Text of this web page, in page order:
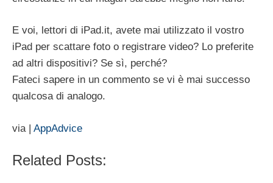
E voi, lettori di iPad.it, avete mai utilizzato il vostro
iPad per scattare foto o registrare video? Lo preferite
ad altri dispositivi? Se sì, perché?
Fateci sapere in un commento se vi è mai successo
qualcosa di analogo.
via | AppAdvice
Related Posts: